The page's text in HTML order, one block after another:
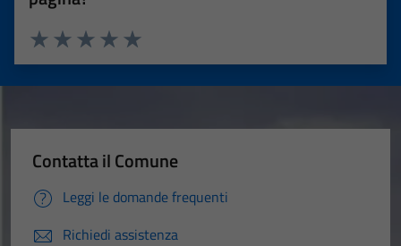
Valuta 5 stelle su 5
Valuta 4 stelle su 5
Valuta 3 stelle su 5
Valuta 2 stelle su 5
Valuta 1 stelle su 5
Contatta il Comune
Leggi le domande frequenti
Richiedi assistenza